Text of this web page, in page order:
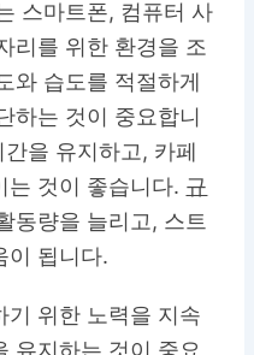
스마트폰, 컴퓨터 사
리를 위한 환경을 조
와 습도를 적절하게
하는 것이 중요합니
을 유지하고, 카페
는 것이 좋습니다. 규
동량을 늘리고, 스트
이 됩니다.
기 위한 노력을 지속
유지하는 것이 중요